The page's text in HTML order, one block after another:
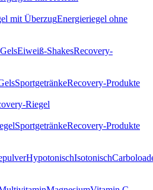
mit ÜberzugEnergieriegel ohne
Eiweiß-ShakesRecovery-
SportgetränkeRecovery-Produkte
Riegel
SportgetränkeRecovery-Produkte
HypotonischIsotonisch